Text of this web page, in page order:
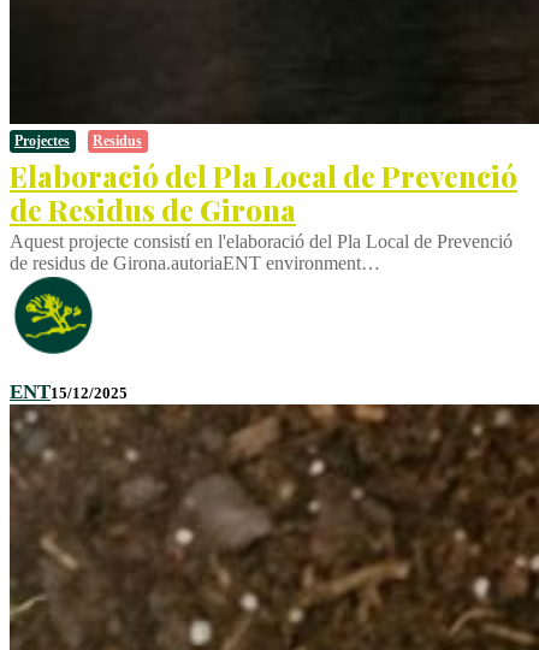
Projectes Residus
Elaboració del Pla Local de Prevenció
de Residus de Girona
Aquest projecte consistí en l'elaboració del Pla Local de Prevenció
de residus de Girona.autoriaENT environment…
ENT15/12/2025